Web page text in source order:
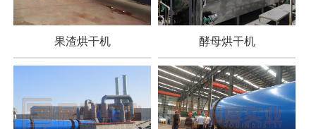
果渣烘干机 酵母烘干机